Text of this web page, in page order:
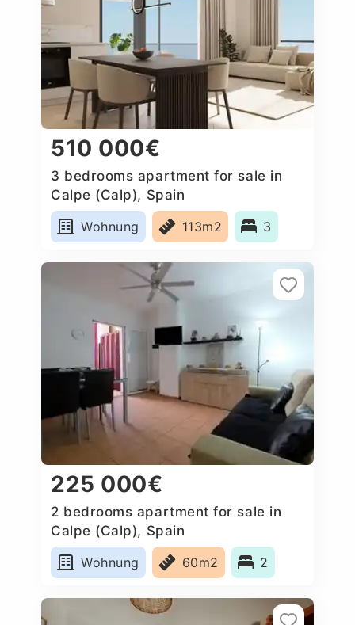
510 000€
3 bedrooms apartment for sale in
Calpe (Calp), Spain
Wohnung
113m2 3
225 000€
2 bedrooms apartment for sale in
Calpe (Calp), Spain
Wohnung
60m2 2